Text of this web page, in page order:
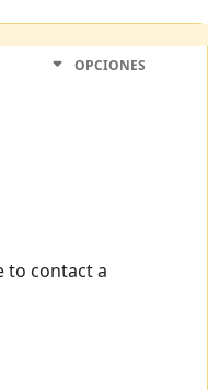
OPCIONES
to contact a